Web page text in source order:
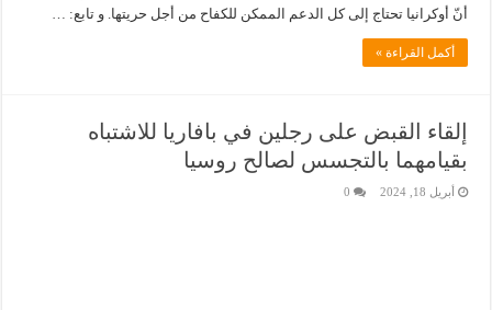
أنّ أوكرانيا تحتاج إلى كل الدعم الممكن للكفاح من أجل حريتها. و تابع: …
أكمل القراءة »
إلقاء القبض على رجلين في بافاريا للاشتباه
بقيامهما بالتجسس لصالح روسيا
أبريل 18, 2024 0